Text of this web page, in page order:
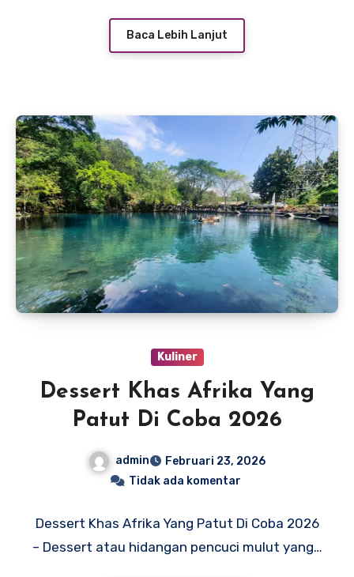
Baca Lebih Lanjut
Kuliner
Dessert Khas Afrika Yang
Patut Di Coba 2026
admin
Februari 23, 2026
Tidak ada komentar
Dessert Khas Afrika Yang Patut Di Coba 2026
– Dessert atau hidangan pencuci mulut yang…